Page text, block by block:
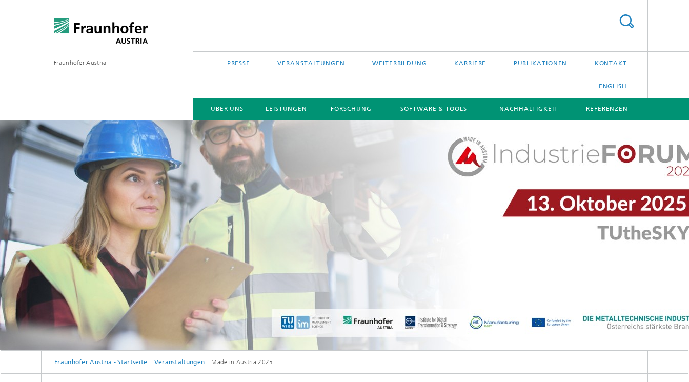
Fraunhofer Austria PRESSE VERANSTALTUNGEN WEITERBILDUNG KARRIERE PUBLIKATIONEN KONTAKT
ENGLISH
ÜBER UNS LEISTUNGEN FORSCHUNG SOFTWARE & TOOLS NACHHALTIGKEIT REFERENZEN
Fraunhofer Austria - Startseite Veranstaltungen Made in Austria 2025